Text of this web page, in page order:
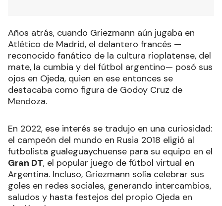
Años atrás, cuando Griezmann aún jugaba en
Atlético de Madrid, el delantero francés —
reconocido fanático de la cultura rioplatense, del
mate, la cumbia y del fútbol argentino— posó sus
ojos en Ojeda, quien en ese entonces se
destacaba como figura de Godoy Cruz de
Mendoza.
En 2022, ese interés se tradujo en una curiosidad:
el campeón del mundo en Rusia 2018 eligió al
futbolista gualeguaychuense para su equipo en el
Gran DT, el popular juego de fútbol virtual en
Argentina. Incluso, Griezmann solía celebrar sus
goles en redes sociales, generando intercambios,
saludos y hasta festejos del propio Ojeda en